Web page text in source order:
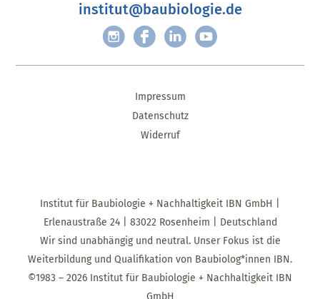
institut@baubiologie.de
Impressum
Datenschutz
Widerruf
Institut für Baubiologie + Nachhaltigkeit IBN GmbH |
Erlenaustraße 24 | 83022 Rosenheim | Deutschland
Wir sind unabhängig und neutral. Unser Fokus ist die
Weiterbildung und Qualifikation von Baubiolog*innen IBN.
©1983 – 2026 Institut für Baubiologie + Nachhaltigkeit IBN